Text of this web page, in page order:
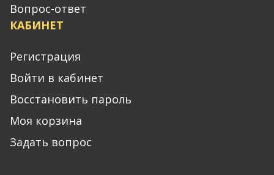
Вопрос-ответ
КАБИНЕТ
Регистрация
Войти в кабинет
Восстановить пароль
Моя корзина
Задать вопрос